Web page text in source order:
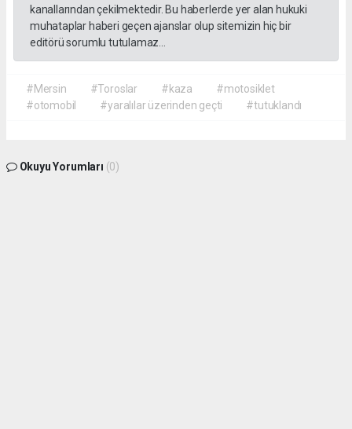
kanallarından çekilmektedir. Bu haberlerde yer alan hukuki
muhataplar haberi geçen ajanslar olup sitemizin hiç bir
editörü sorumlu tutulamaz...
#Mersin #Toroslar #kaza
#motosiklet
#otomobil
#yaralılar üzerinden geçti #tutuklandı
Okuyu Yorumları (0)